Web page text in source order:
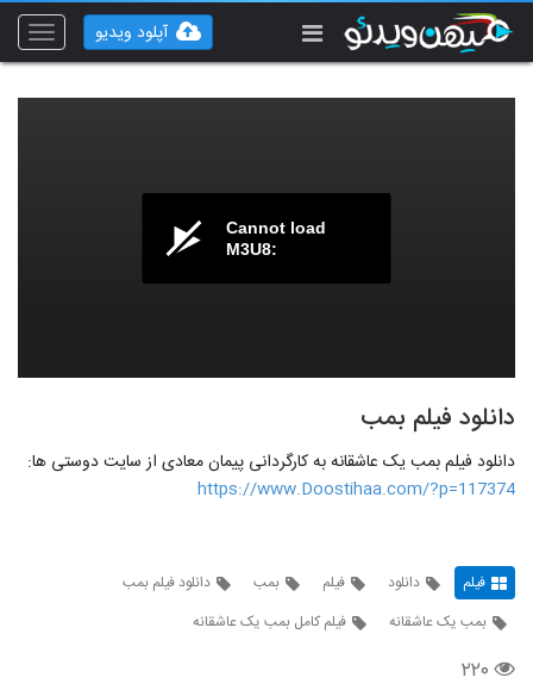
Toggle
آپلود ویدیو
Cannot load
M3U8:
دانلود فیلم بمب
دانلود فیلم بمب یک عاشقانه به کارگردانی پیمان معادی از سایت دوستی ها:
https://www.Doostihaa.com/?p=117374
فیلم دانلود فیلم بمب
دانلود فیلم بمب
بمب یک عاشقانه
فیلم کامل بمب یک عاشقانه
۲۲۰